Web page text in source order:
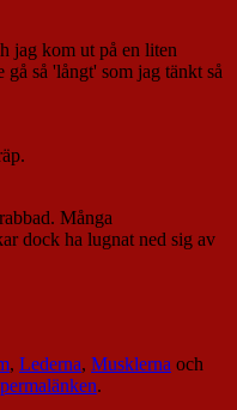
jag kom ut på en liten
så 'långt' som jag tänkt så
Många
dock ha lugnat ned sig av
, Lederna, Musklerna och
permalänken.